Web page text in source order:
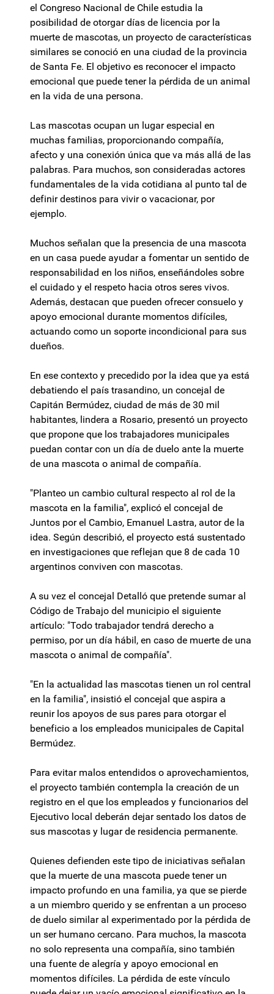
el Congreso Nacional de Chile estudia la
posibilidad de otorgar días de licencia por la
muerte de mascotas, un proyecto de características
similares se conoció en una ciudad de la provincia
de Santa Fe. El objetivo es reconocer el impacto
emocional que puede tener la pérdida de un animal
en la vida de una persona.
Las mascotas ocupan un lugar especial en
muchas familias, proporcionando compañía,
afecto y una conexión única que va más allá de las
palabras. Para muchos, son consideradas actores
fundamentales de la vida cotidiana al punto tal de
definir destinos para vivir o vacacionar, por
ejemplo.
Muchos señalan que la presencia de una mascota
en un casa puede ayudar a fomentar un sentido de
responsabilidad en los niños, enseñándoles sobre
el cuidado y el respeto hacia otros seres vivos.
Además, destacan que pueden ofrecer consuelo y
apoyo emocional durante momentos difíciles,
actuando como un soporte incondicional para sus
dueños.
En ese contexto y precedido por la idea que ya está
debatiendo el país trasandino, un concejal de
Capitán Bermúdez, ciudad de más de 30 mil
habitantes, lindera a Rosario, presentó un proyecto
que propone que los trabajadores municipales
puedan contar con un día de duelo ante la muerte
de una mascota o animal de compañía.
"Planteo un cambio cultural respecto al rol de la
mascota en la familia", explicó el concejal de
Juntos por el Cambio, Emanuel Lastra, autor de la
idea. Según describió, el proyecto está sustentado
en investigaciones que reflejan que 8 de cada 10
argentinos conviven con mascotas.
A su vez el concejal Detalló que pretende sumar al
Código de Trabajo del municipio el siguiente
artículo: "Todo trabajador tendrá derecho a
permiso, por un día hábil, en caso de muerte de una
mascota o animal de compañía".
"En la actualidad las mascotas tienen un rol central
en la familia", insistió el concejal que aspira a
reunir los apoyos de sus pares para otorgar el
beneficio a los empleados municipales de Capital
Bermúdez.
Para evitar malos entendidos o aprovechamientos,
el proyecto también contempla la creación de un
registro en el que los empleados y funcionarios del
Ejecutivo local deberán dejar sentado los datos de
sus mascotas y lugar de residencia permanente.
Quienes defienden este tipo de iniciativas señalan
que la muerte de una mascota puede tener un
impacto profundo en una familia, ya que se pierde
a un miembro querido y se enfrentan a un proceso
de duelo similar al experimentado por la pérdida de
un ser humano cercano. Para muchos, la mascota
no solo representa una compañía, sino también
una fuente de alegría y apoyo emocional en
momentos difíciles. La pérdida de este vínculo